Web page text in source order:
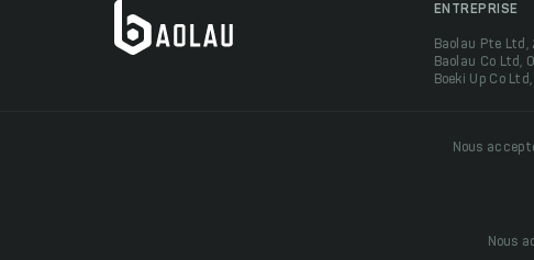
ENTREPRISE
Baolau Pte
Baolau Co Ltd,
Boeki Up Co
Nous
Nous